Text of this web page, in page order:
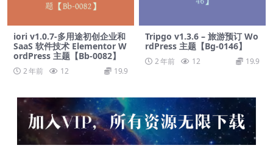
iori v1.0.7-多用途初创企业和
SaaS 软件技术 Elementor W
ordPress 主题【Bb-0082】
2 年前 12 19.9
Tripgo v1.3.6 – 旅游预订 Wo
rdPress 主题【Bg-0146】
2 年前 12 19.9